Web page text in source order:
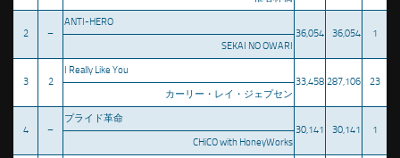
2 –
ANTI-HERO
36,054
36,054
1
SEKAI NO OWARI
3 2
I Really Like You
33,458 287,106
23
カーリー・レイ・ジェプセン
4 –
プライド革命
30,141
30,141
1
CHiCO with HoneyWorks